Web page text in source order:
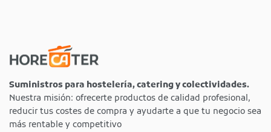
Suministros para hostelería, catering y colectividades.
Nuestra misión: ofrecerte productos de calidad profesional,
reducir tus costes de compra y ayudarte a que tu negocio sea
más rentable y competitivo